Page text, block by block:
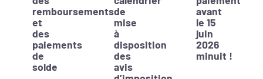
remboursements
et
des
paiements
de
solde
de
mise
à
disposition
des
avis
avant
le 15
juin
2026
minuit !